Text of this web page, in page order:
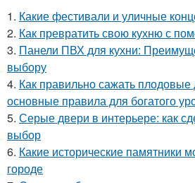
1. Какие фестивали и уличные
2. Как превратить свою кухню с
3. Панели ПВХ для кухни:
выбору
4. Как правильно сажать плодовые
основные правила для богатого
5. Серые двери в интерьере: как
выбор
6. Какие исторические памятники
городе